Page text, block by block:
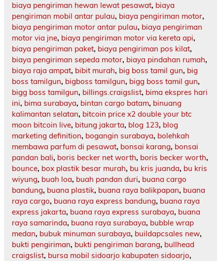
biaya pengiriman hewan lewat pesawat, biaya
pengiriman mobil antar pulau, biaya pengiriman motor,
biaya pengiriman motor antar pulau, biaya pengiriman
motor via jne, biaya pengiriman motor via kereta api,
biaya pengiriman paket, biaya pengiriman pos kilat,
biaya pengiriman sepeda motor, biaya pindahan rumah,
biaya raja ampat, bibit murah, big boss tamil gun, big
boss tamilgun, bigboss tamilgun, bigg boss tamil gun,
bigg boss tamilgun, billings.craigslist, bima ekspres hari
ini, bima surabaya, bintan cargo batam, binuang
kalimantan selatan, bitcoin price x2 double your btc
moon bitcoin live, bitung jakarta, blog 123, blog
marketing definition, bogangin surabaya, bolehkah
membawa parfum di pesawat, bonsai karang, bonsai
pandan bali, boris becker net worth, boris becker worth,
bounce, box plastik besar murah, bu kris juanda, bu kris
wiyung, buah loa, buah pandan duri, buana cargo
bandung, buana plastik, buana raya balikpapan, buana
raya cargo, buana raya express bandung, buana raya
express jakarta, buana raya express surabaya, buana
raya samarinda, buana raya surabaya, bubble wrap
medan, bubuk minuman surabaya, buildapcsales new,
bukti pengiriman, bukti pengiriman barang, bullhead
craigslist, bursa mobil sidoarjo kabupaten sidoarjo,